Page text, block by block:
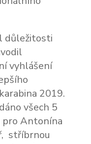
důležitosti
vyhlášení
2019.
všech 5
pro Antonína
stříbrnou